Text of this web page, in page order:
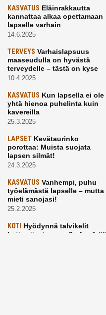
KASVATUS Eläinrakkautta
kannattaa alkaa opettamaan
lapselle varhain
14.6.2025
TERVEYS Varhaislapsuus
maaseudulla on hyvästä
terveydelle – tästä on kyse
10.4.2025
KASVATUS Kun lapsella ei ole
yhtä hienoa puhelinta kuin
kavereilla
25.3.2025
LAPSET Kevätaurinko
porottaa: Muista suojata
lapsen silmät!
24.3.2025
KASVATUS Vanhempi, puhu
työelämästä lapselle – mutta
mieti sanojasi!
25.2.2025
KOTI Hyödynnä talvikelit
kotia siivotessa – 2 näppärää